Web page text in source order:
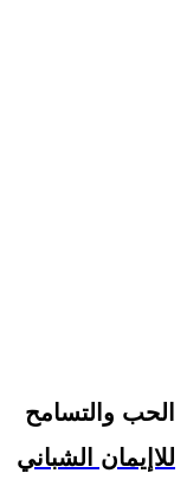
الحب والتسامح
للاإيمان الشباني